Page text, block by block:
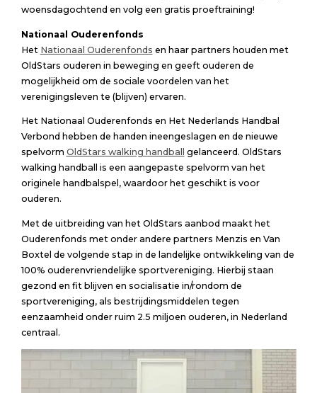
woensdagochtend en volg een gratis proeftraining!
Nationaal Ouderenfonds
Het Nationaal Ouderenfonds en haar partners houden met
OldStars ouderen in beweging en geeft ouderen de
mogelijkheid om de sociale voordelen van het
verenigingsleven te (blijven) ervaren.
Het Nationaal Ouderenfonds en Het Nederlands Handbal
Verbond hebben de handen ineengeslagen en de nieuwe
spelvorm OldStars walking handball
gelanceerd. OldStars
walking handball is een aangepaste spelvorm van het
originele handbalspel, waardoor het geschikt is voor
ouderen.
Met de uitbreiding van het OldStars aanbod maakt het
Ouderenfonds met onder andere partners Menzis en Van
Boxtel de volgende stap in de landelijke ontwikkeling van de
100% ouderenvriendelijke sportvereniging. Hierbij staan
gezond en fit blijven en socialisatie in/rondom de
sportvereniging, als bestrijdingsmiddelen tegen
eenzaamheid onder ruim 2.5 miljoen ouderen, in Nederland
centraal.